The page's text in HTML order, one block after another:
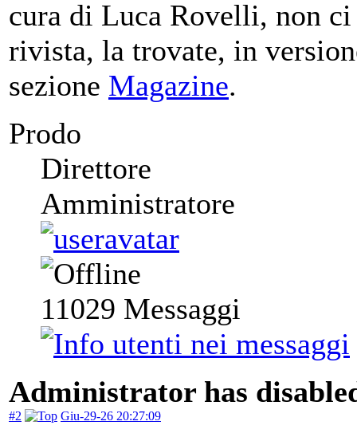
cura di Luca Rovelli, non
rivista, la trovate, in
sezione Magazine.
Prodo
Direttore
Amministratore
11029 Messaggi
Administrator has
#2 Giu-29-26 20:27:09